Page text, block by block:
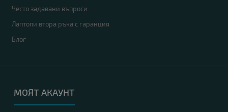
Често задавани въпроси
Лаптопи втора ръка с гаранция
Блог
МОЯТ АКАУНТ